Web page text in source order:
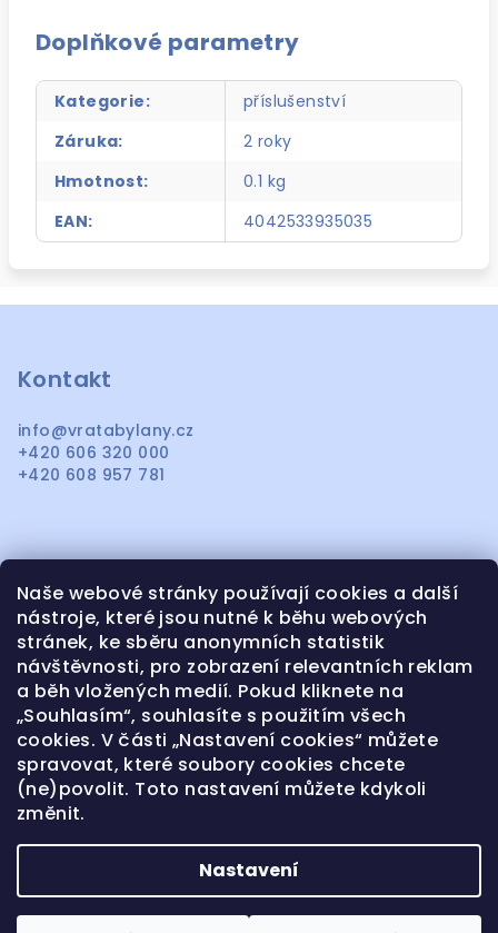
Naše webové stránky používají cookies a další
nástroje, které jsou nutné k běhu webových
stránek, ke sběru anonymních statistik
návštěvnosti, pro zobrazení relevantních reklam
a běh vložených medií. Pokud kliknete na
„Souhlasím“, souhlasíte s použitím všech
cookies. V části „Nastavení cookies“ můžete
spravovat, které soubory cookies chcete
(ne)povolit. Toto nastavení můžete kdykoli
změnit.
Nastavení
Doplňkové parametry
Kategorie:
příslušenství
Záruka:
2 roky
Hmotnost:
0.1 kg
EAN: 4042533935035
Kontakt
info@vratabylany.cz
+420 606 320 000
+420 608 957 781
Informace pro vás
OBCHODNÍ PODMÍNKY
OCHRANA OSOBNÍCH ÚDAJŮ
KONTAKTY CENÍK SERVISU
REKLAMACE A VRÁCENÍ ZBOŽÍ
NAŠE REALIZACE
PLAST-MET
Upravit nastavení cookies